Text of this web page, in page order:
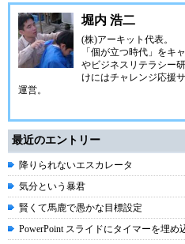
堀内 浩二
(株)アーキット代表。
「個が立つ時代」をキ
やビジネスリテラシー
けにはチャレンジ応援
運営。
最近のエントリー
降りられないエスカレータ
気分という暴君
賢くて馬鹿で愚かな目標設定
PowerPoint スライドにタイマーを埋め